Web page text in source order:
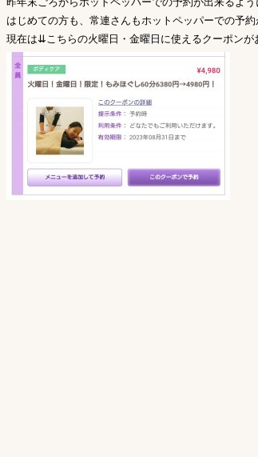
はじめての方も、常連さんもホットペッパーでの予約
現在は⇊こちらの火曜日・金曜日に使えるクーポンが